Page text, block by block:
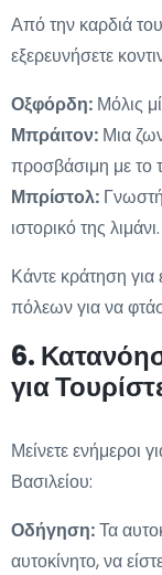
Από την καρδιά
εξερευνήσετε
Οξφόρδη: Μόλις
Μπράιτον: Μια
προσβάσιμη με το
Μπρίστολ:
ιστορικό της λιμάνι.
Κάντε κράτηση για
πόλεων για να
6.
για
Μείνετε ενήμεροι
Βασιλείου:
Οδήγηση:Τα
αυτοκίνητο, να